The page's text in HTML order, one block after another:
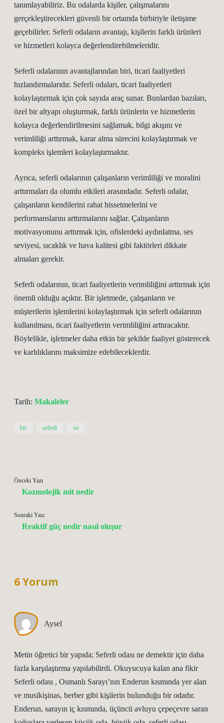
tanımlayabiliriz. Bu odalarda kişiler, çalışmalarını
gerçekleştirecekleri güvenli bir ortamda birbiriyle iletişime
geçebilirler. Seferli odaların avantajı, kişilerin farklı ürünleri
ve hizmetleri kolayca değerlendirebilmeleridir.
Seferli odalarının avantajlarından biri, ticari faaliyetleri
hızlandırmalarıdır. Seferli odaları, ticari faaliyetleri
kolaylaştırmak için çok sayıda araç sunar. Bunlardan bazıları,
özel bir altyapı oluşturmak, farklı ürünlerin ve hizmetlerin
kolayca değerlendirilmesini sağlamak, bilgi akışını ve
verimliliği arttırmak, karar alma sürecini kolaylaştırmak ve
kompleks işlemleri kolaylaştırmaktır.
Ayrıca, seferli odalarının çalışanların verimliliği ve moralini
arttırmaları da olumlu etkileri arasındadır. Seferli odalar,
çalışanların kendilerini rahat hissetmelerini ve
performanslarını arttırmalarını sağlar. Çalışanların
motivasyonunu arttırmak için, ofislerdeki aydınlatma, ses
seviyesi, sıcaklık ve hava kalitesi gibi faktörleri dikkate
almaları gerekir.
Seferli odalarının, ticari faaliyetlerin verimliliğini arttırmak için
önemli olduğu açıktır. Bir işletmede, çalışanların ve
müşterilerin işlemlerini kolaylaştırmak için seferli odalarının
kullanılması, ticari faaliyetlerin verimliliğini arttıracaktır.
Böylelikle, işletmeler daha etkin bir şekilde faaliyet gösterecek
ve karlılıklarını maksimize edebileceklerdir.
Tarih: Makaleler
bir seferli ve
Önceki Yazı
Kozmolojik mit nedir
Sonraki Yazı
Reaktif güç nedir nasıl oluşur
6 Yorum
Aysel
Metin öğretici bir yapıda; Seferli odası ne demektir için daha
fazla karşılaştırma yapılabilirdi. Okuyucuya kalan ana fikir
Seferli odası , Osmanlı Sarayı’nın Enderun kısmında yer alan
ve musikişinas, berber gibi kişilerin bulunduğu bir odadır.
Enderun, sarayın iç kısmında, üçüncü avluyu çepeçevre saran